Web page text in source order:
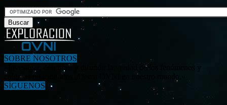
SOBRE NOSOTROS
«Investigar, descubrir y difundir la verdad de los fenómenos y
enigmas relacionados al tema OVNI en nuestro mundo.»
SÍGUENOS